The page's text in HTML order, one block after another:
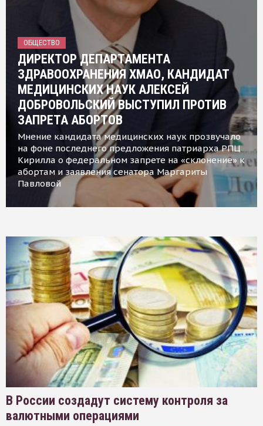
ОБЩЕСТВО
ДИРЕКТОР ДЕПАРТАМЕНТА
ЗДРАВООХРАНЕНИЯ ХМАО, КАНДИДАТ
МЕДИЦИНСКИХ НАУК АЛЕКСЕЙ
ДОБРОВОЛЬСКИЙ ВЫСТУПИЛ ПРОТИВ
ЗАПРЕТА АБОРТОВ
Мнение кандидата медицинских наук прозвучало
на фоне последнего предложения патриарха РПЦ
Кирилла о федеральном запрете на «склонение» к
абортам и заявления сенатора Маргариты
Павловой
В России создадут систему контроля за
валютными операциями